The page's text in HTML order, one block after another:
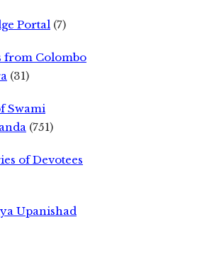
Portal (7)
from Colombo
(31)
Swami
(751)
of Devotees
Upanishad